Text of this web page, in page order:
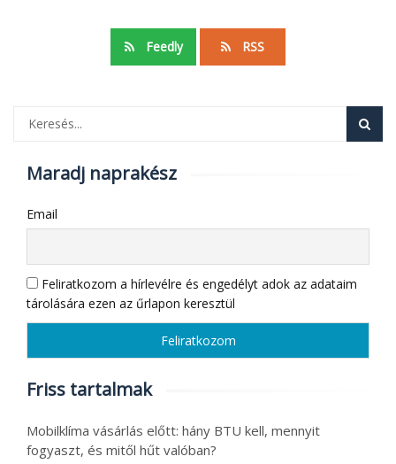
Feedly RSS
Maradj naprakész
Email
Feliratkozom a hírlevélre és engedélyt adok az adataim
tárolására ezen az űrlapon keresztül
Friss tartalmak
Mobilklíma vásárlás előtt: hány BTU kell, mennyit
fogyaszt, és mitől hűt valóban?